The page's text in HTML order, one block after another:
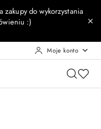
do wykorzystania
:)
Moje konto